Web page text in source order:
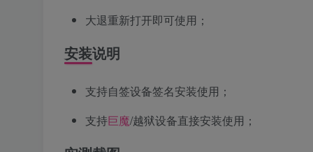
大退重新打开即可使用；
安装说明
支持自签设备签名安装使用；
支持巨魔/越狱设备直接安装使用；